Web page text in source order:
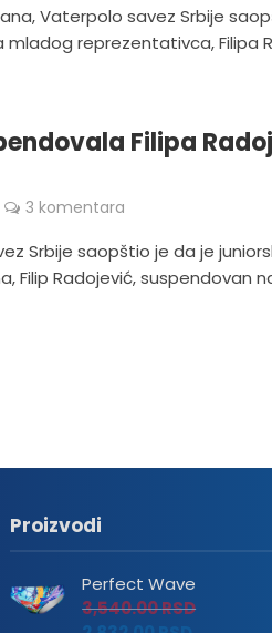
Vaterpolo savez Srbije
mladog reprezentativca, Filipa
Filipa
3 komentara
Srbije saopštio je da je
Filip Radojević, suspendovan
Proizvodi
Perfect Wave
3,540.00RSD